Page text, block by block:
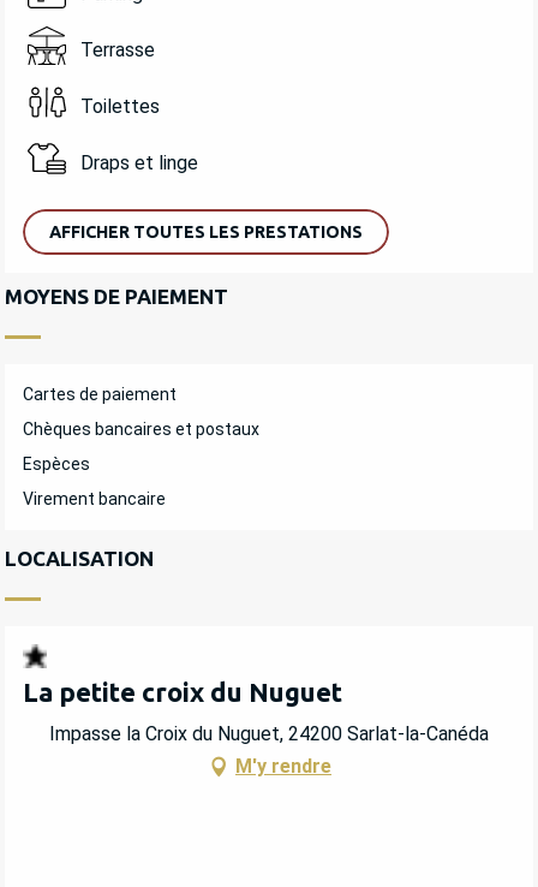
Terrasse
Toilettes
Draps et linge
AFFICHER TOUTES LES PRESTATIONS
MOYENS DE PAIEMENT
Cartes de paiement
Chèques bancaires et postaux
Espèces
Virement bancaire
LOCALISATION
La petite croix du Nuguet
Impasse la Croix du Nuguet, 24200 Sarlat-la-Canéda
M'y rendre